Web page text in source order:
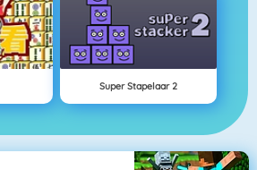
Super Stapelaar 2